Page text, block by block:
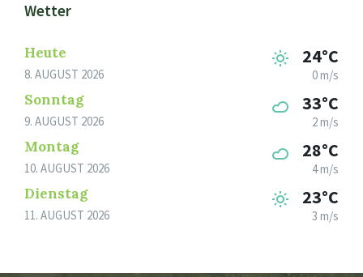
Wetter
Heute
8. AUGUST 2026
24°C
0 m/s
Sonntag
9. AUGUST 2026
33°C
2 m/s
Montag
10. AUGUST 2026
28°C
4 m/s
Dienstag
11. AUGUST 2026
23°C
3 m/s